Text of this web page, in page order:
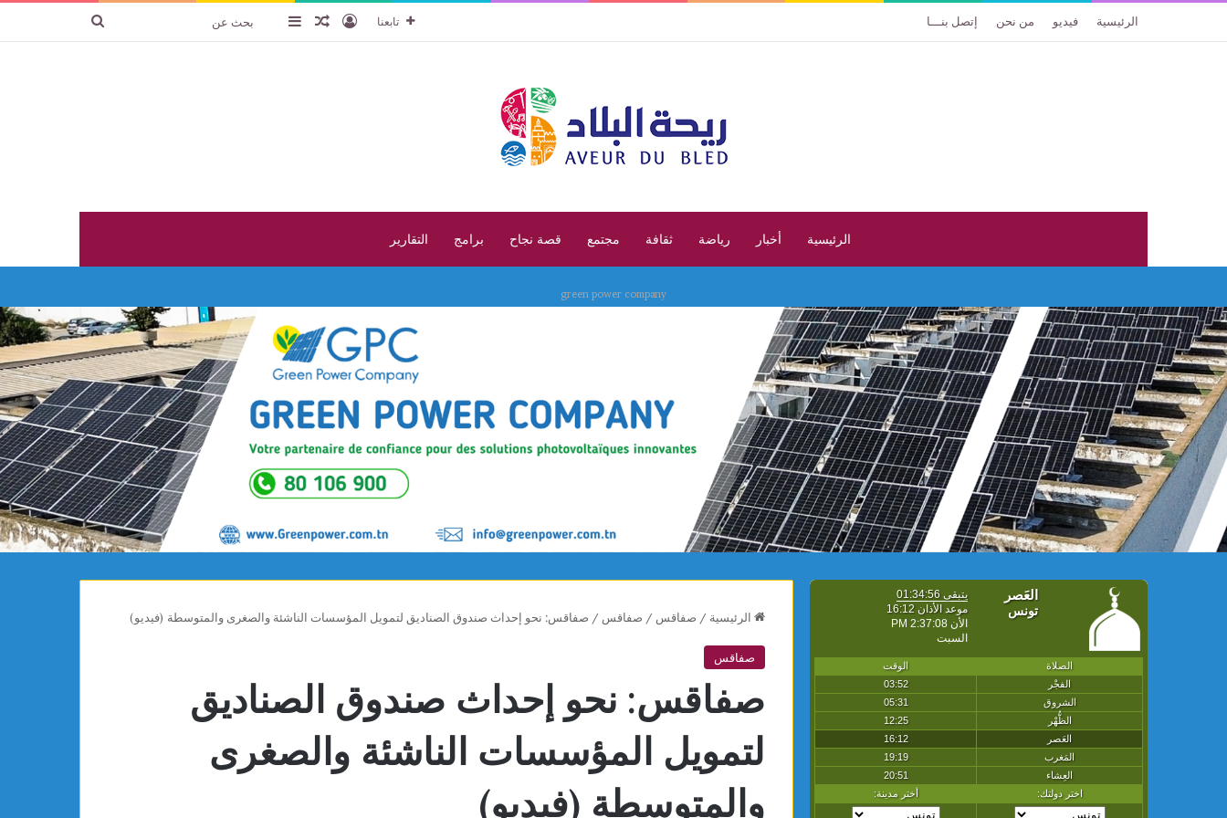
الرئيسية فيديو من نحن إتصل بنـــا تابعنا تسجيل الدخول
عنصر عشوائي
إضافة عمود جانبي
بحث
الرئيسية أخبار رياضة ثقافة مجتمع قصة نجاح برامج التقارير
green power company
الرئيسية / صفاقس / صفاقس / صفاقس: نحو إحداث صندوق الصناديق لتمويل المؤسسات الناشئة والصغرى والمتوسطة (فيديو)
صفاقس
صفاقس: نحو إحداث صندوق الصناديق
لتمويل المؤسسات الناشئة والصغرى
والمتوسطة (فيديو)